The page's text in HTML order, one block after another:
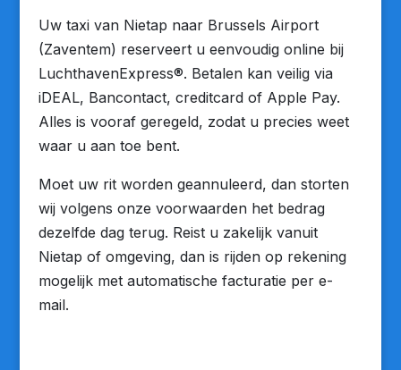
Uw taxi van Nietap naar Brussels Airport
(Zaventem) reserveert u eenvoudig online bij
LuchthavenExpress®. Betalen kan veilig via
iDEAL, Bancontact, creditcard of Apple Pay.
Alles is vooraf geregeld, zodat u precies weet
waar u aan toe bent.
Moet uw rit worden geannuleerd, dan storten
wij volgens onze voorwaarden het bedrag
dezelfde dag terug. Reist u zakelijk vanuit
Nietap of omgeving, dan is rijden op rekening
mogelijk met automatische facturatie per e-
mail.